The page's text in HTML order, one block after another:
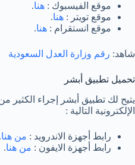
موقع الفيسبوك : هنا.
موقع تويتر : هنا.
موقع انستقرام : هنا.
شاهد: رقم وزارة العدل السعودية
تحميل تطبيق أبشر
يتيح لك تطبيق أبشر إجراء الكثير
الإلكترونية التالية :
رابط أجهزة الاندرويد : من هنا.
رابط أجهزة الايفون : من هنا.